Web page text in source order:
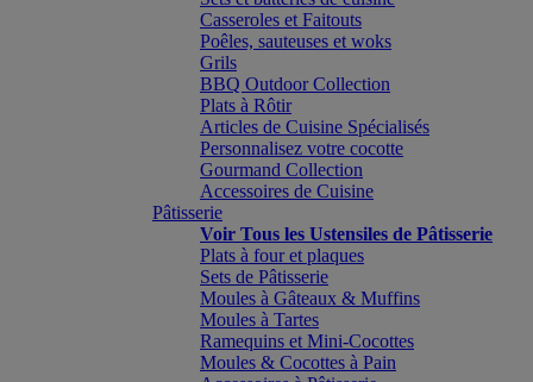
Casseroles et Faitouts
Poêles, sauteuses et woks
Grils
BBQ Outdoor Collection
Plats à Rôtir
Articles de Cuisine Spécialisés
Personnalisez votre cocotte
Gourmand Collection
Accessoires de Cuisine
Pâtisserie
Voir Tous les Ustensiles de Pâtisserie
Plats à four et plaques
Sets de Pâtisserie
Moules à Gâteaux & Muffins
Moules à Tartes
Ramequins et Mini-Cocottes
Moules & Cocottes à Pain